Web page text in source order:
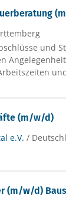
und
(m/w/d)
e.V. /
(m/w/d)